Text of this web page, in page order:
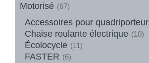
Motorisé (67)
Accessoires pour quadriporteur
Chaise roulante électrique (10)
Écolocycle (11)
FASTER (6)